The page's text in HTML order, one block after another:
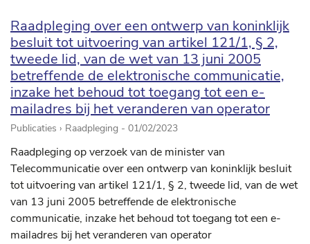
Raadpleging over een ontwerp van koninklijk
besluit tot uitvoering van artikel 121/1, § 2,
tweede lid, van de wet van 13 juni 2005
betreffende de elektronische communicatie,
inzake het behoud tot toegang tot een e-
mailadres bij het veranderen van operator
Publicaties › Raadpleging - 01/02/2023
Raadpleging op verzoek van de minister van
Telecommunicatie over een ontwerp van koninklijk besluit
tot uitvoering van artikel 121/1, § 2, tweede lid, van de wet
van 13 juni 2005 betreffende de elektronische
communicatie, inzake het behoud tot toegang tot een e-
mailadres bij het veranderen van operator